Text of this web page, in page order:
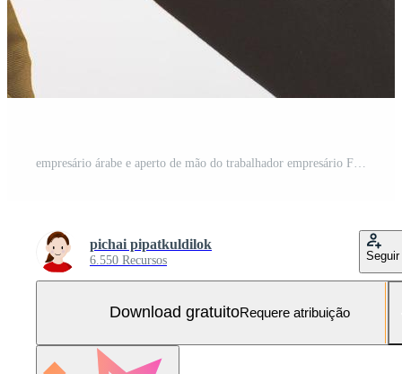
pichai pipatkuldilok
6.550 Recursos Seguir
Download gratuitoRequere atribuição